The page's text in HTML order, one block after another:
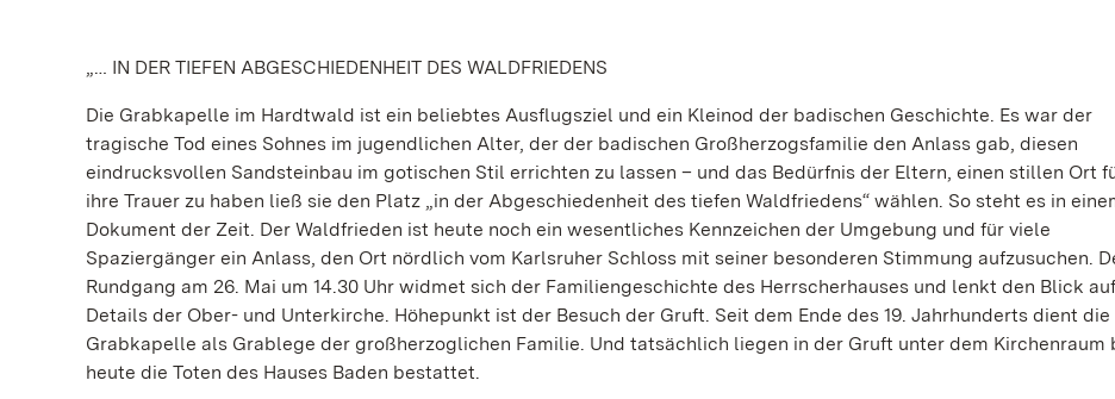
„… IN DER TIEFEN ABGESCHIEDENHEIT DES WALDFRIEDENS
Die Grabkapelle im Hardtwald ist ein beliebtes Ausflugsziel und ein Kleinod der badischen Geschichte. Es war der
tragische Tod eines Sohnes im jugendlichen Alter, der der badischen Großherzogsfamilie den Anlass gab, diesen
eindrucksvollen Sandsteinbau im gotischen Stil errichten zu lassen – und das Bedürfnis der Eltern, einen stillen Ort
ihre Trauer zu haben ließ sie den Platz „in der Abgeschiedenheit des tiefen Waldfriedens“ wählen. So steht es in
Dokument der Zeit. Der Waldfrieden ist heute noch ein wesentliches Kennzeichen der Umgebung und für viele
Spaziergänger ein Anlass, den Ort nördlich vom Karlsruher Schloss mit seiner besonderen Stimmung aufzusuchen.
Rundgang am 26. Mai um 14.30 Uhr widmet sich der Familiengeschichte des Herrscherhauses und lenkt den Blick auf
Details der Ober- und Unterkirche. Höhepunkt ist der Besuch der Gruft. Seit dem Ende des 19. Jahrhunderts dient die
Grabkapelle als Grablege der großherzoglichen Familie. Und tatsächlich liegen in der Gruft unter dem Kirchenraum
heute die Toten des Hauses Baden bestattet.